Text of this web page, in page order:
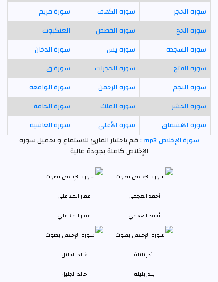
سورة الحجر
سورة الكهف
سورة مريم
سورة الحج
سورة القصص
العنكبوت
سورة السجدة
سورة يس
سورة الدخان
سورة الفتح
سورة الحجرات
سورة ق
سورة النجم
سورة الرحمن
سورة الواقعة
سورة الحشر
سورة الملك
سورة الحاقة
سورة الانشقاق
سورة الأعلى
سورة الغاشية
سورة الإخلاص mp3 :
قم باختيار القارئ للاستماع و تحميل سورة
الإخلاص كاملة بجودة عالية
أحمد العجمي عمار الملا علي
بندر بليلة خالد الجليل